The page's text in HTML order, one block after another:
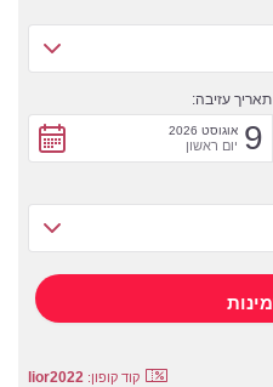
תאריך עזיבה:
9 אוגוסט 2026
יום ראשון
קוד קופון: lior2022